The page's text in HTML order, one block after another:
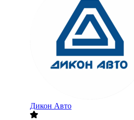
Дикон Авто